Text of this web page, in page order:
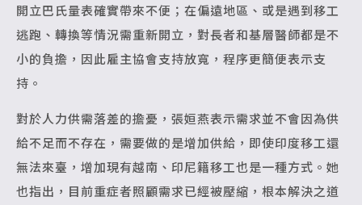
開立巴氏量表確實帶來不便；在偏遠地區、或是遇到移工
逃跑、轉換等情況需重新開立，對長者和基層醫師都是不
小的負擔，因此雇主協會支持放寬，程序更簡便表示支
持。
對於人力供需落差的擔憂，張姮燕表示需求並不會因為供
給不足而不存在，需要做的是增加供給，即使印度移工還
無法來臺，增加現有越南、印尼籍移工也是一種方式。她
也指出，目前重症者照顧需求已經被壓縮，根本解決之道